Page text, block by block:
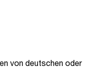
von deutschen oder